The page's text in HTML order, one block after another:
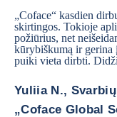
„Coface“ kasdien
skirtingos. Tokioje
požiūrius, net
kūrybiškumą ir gerina
puiki vieta dirbti.
Yuliia N.,
„Coface Global